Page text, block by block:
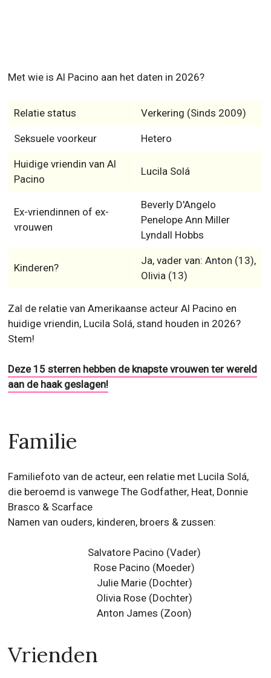
Met wie is Al Pacino aan het daten in 2026?
Relatie status Verkering (Sinds 2009)
Seksuele voorkeur Hetero
Huidige vriendin van Al
Pacino
Lucila Solá
Ex-vriendinnen of ex-
vrouwen
Beverly D'Angelo
Penelope Ann Miller
Lyndall Hobbs
Kinderen?
Ja, vader van: Anton (13),
Olivia (13)
Zal de relatie van Amerikaanse acteur Al Pacino en
huidige vriendin, Lucila Solá, stand houden in 2026?
Stem!
Deze 15 sterren hebben de knapste vrouwen ter wereld
aan de haak geslagen!
Familie
Familiefoto van de acteur, een relatie met Lucila Solá,
die beroemd is vanwege The Godfather, Heat, Donnie
Brasco & Scarface
Namen van ouders, kinderen, broers & zussen:
Salvatore Pacino (Vader)
Rose Pacino (Moeder)
Julie Marie(Dochter)
Olivia Rose (Dochter)
Anton James (Zoon)
Vrienden